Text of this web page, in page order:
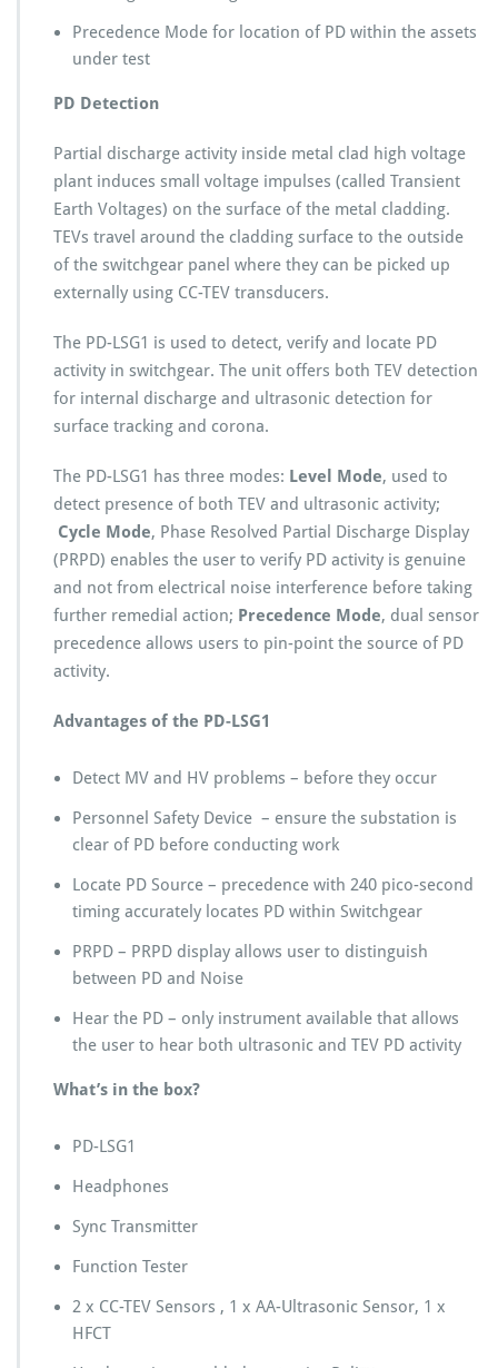
Precedence Mode for location of PD within the assets
under test
PD Detection
Partial discharge activity inside metal clad high voltage
plant induces small voltage impulses (called Transient
Earth Voltages) on the surface of the metal cladding.
TEVs travel around the cladding surface to the outside
of the switchgear panel where they can be picked up
externally using CC-TEV transducers.
The PD-LSG1 is used to detect, verify and locate PD
activity in switchgear. The unit offers both TEV detection
for internal discharge and ultrasonic detection for
surface tracking and corona.
The PD-LSG1 has three modes: Level Mode, used to
detect presence of both TEV and ultrasonic activity;
Cycle Mode, Phase Resolved Partial Discharge Display
(PRPD) enables the user to verify PD activity is genuine
and not from electrical noise interference before taking
further remedial action; Precedence Mode, dual sensor
precedence allows users to pin-point the source of PD
activity.
Advantages of the PD-LSG1
Detect MV and HV problems – before they occur
Personnel Safety Device – ensure the substation is
clear of PD before conducting work
Locate PD Source – precedence with 240 pico-second
timing accurately locates PD within Switchgear
PRPD – PRPD display allows user to distinguish
between PD and Noise
Hear the PD – only instrument available that allows
the user to hear both ultrasonic and TEV PD activity
What’s in the box?
PD-LSG1
Headphones
Sync Transmitter
Function Tester
2 x CC-TEV Sensors , 1 x AA-Ultrasonic Sensor, 1 x
HFCT